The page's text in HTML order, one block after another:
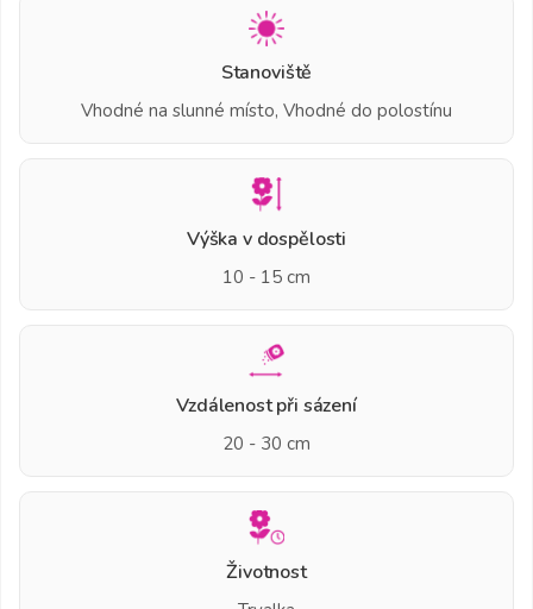
Stanoviště
Vhodné na slunné místo, Vhodné do polostínu
Výška v dospělosti
10 - 15 cm
Vzdálenost při sázení
20 - 30 cm
Životnost